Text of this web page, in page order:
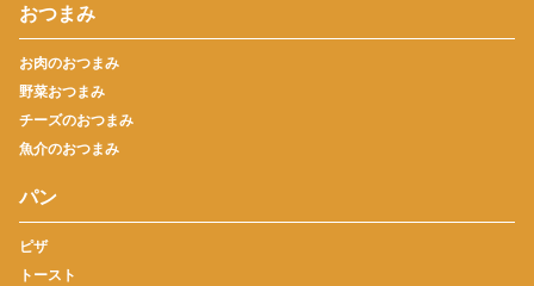
おつまみ
お肉のおつまみ
野菜おつまみ
チーズのおつまみ
魚介のおつまみ
パン
ピザ
トースト